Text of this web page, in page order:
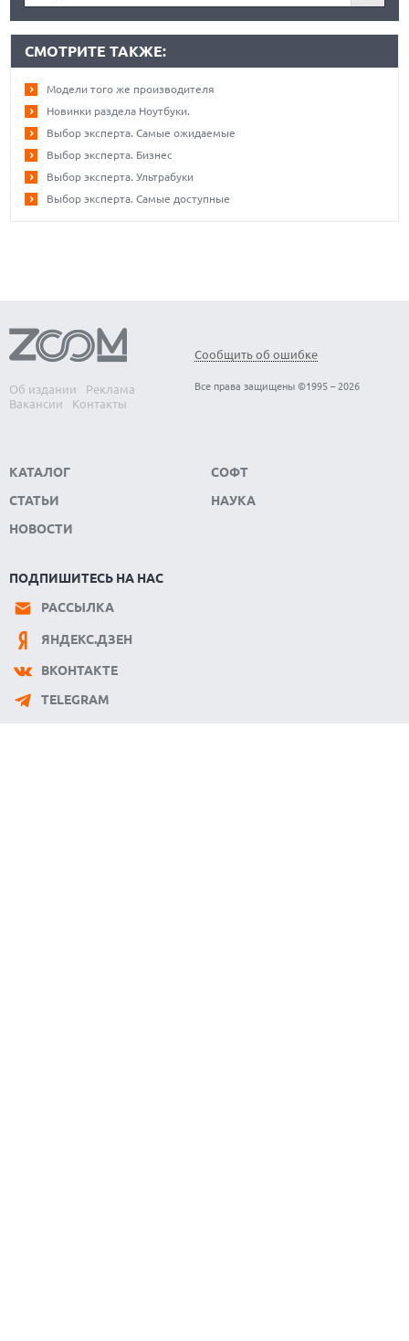
СМОТРИТЕ ТАКЖЕ:
Модели того же производителя
Новинки раздела Ноутбуки.
Выбор эксперта. Самые ожидаемые
Выбор эксперта. Бизнес
Выбор эксперта. Ультрабуки
Выбор эксперта. Самые доступные
Об издании
Реклама
Вакансии
Контакты
Сообщить об ошибке
Все права защищены ©1995 – 2026
КАТАЛОГ
СТАТЬИ
НОВОСТИ
СОФТ
НАУКА
ПОДПИШИТЕСЬ НА НАС
РАССЫЛКА
ЯНДЕКС.ДЗЕН
ВКОНТАКТЕ
TELEGRAM